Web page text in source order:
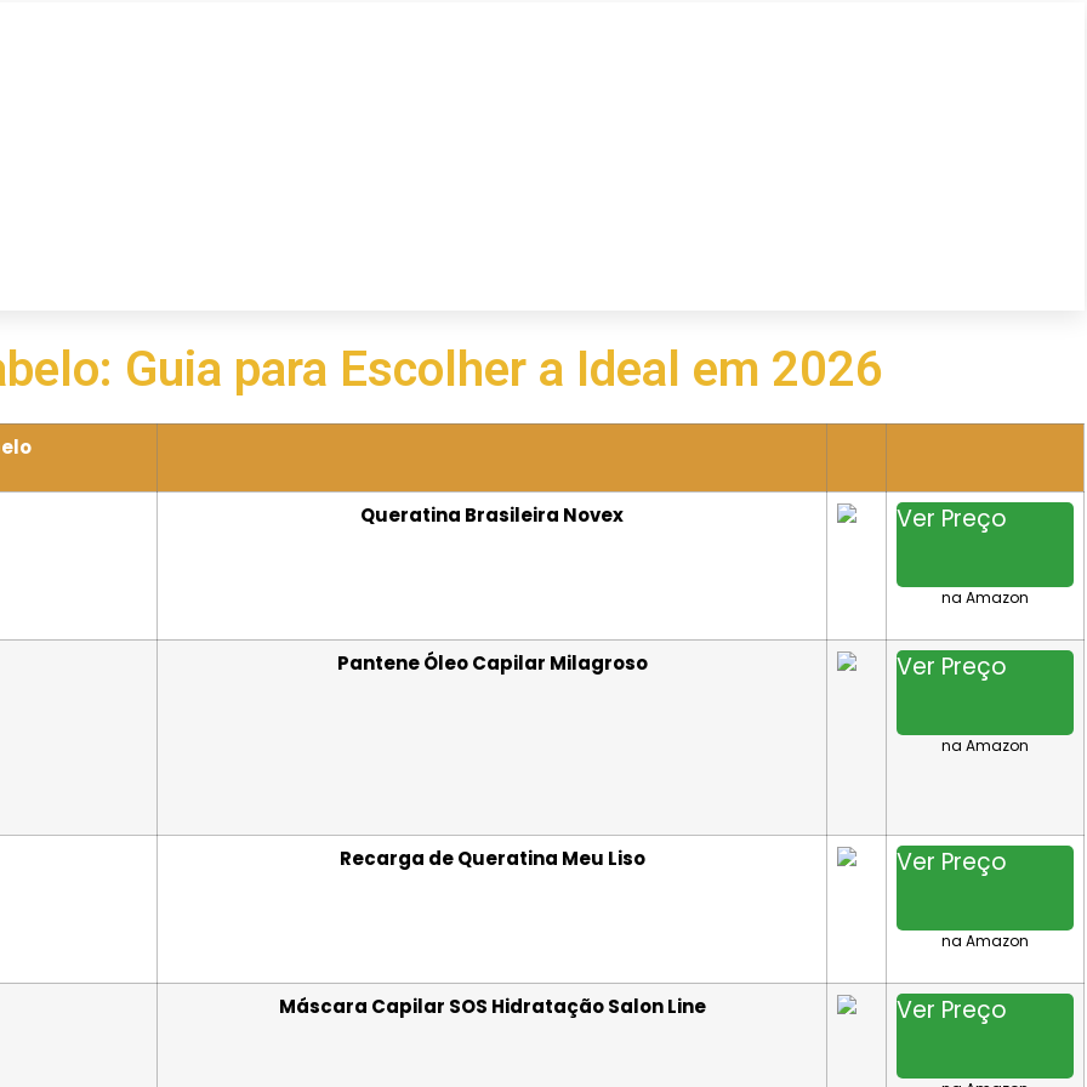
Guia para Escolher a Ideal em 2026
Queratina Brasileira Novex Ver Preço
na Amazon
Pantene Óleo Capilar Milagroso Ver Preço
na Amazon
Recarga de Queratina Meu Liso Ver Preço
na Amazon
Máscara Capilar SOS Hidratação Salon Line Ver Preço